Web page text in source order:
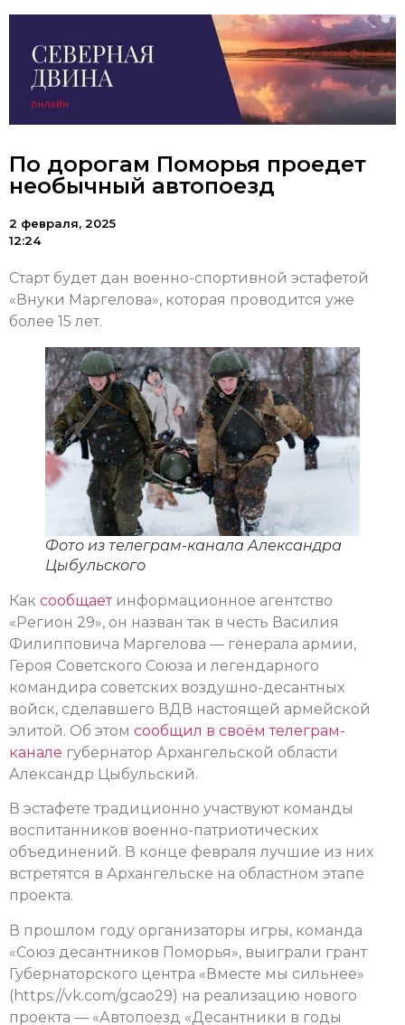
По дорогам Поморья проедет
необычный автопоезд
2 февраля, 2025
12:24
Старт будет дан военно-спортивной эстафетой
«Внуки Маргелова», которая проводится уже
более 15 лет.
Фото из телеграм-канала Александра
Цыбульского
Как сообщаетинформационное агентство
«Регион 29», он назван так в честь Василия
Филипповича Маргелова — генерала армии,
Героя Советского Союза и легендарного
командира советских воздушно-десантных
войск, сделавшего ВДВ настоящей армейской
элитой. Об этом сообщил в своём телеграм-
канале губернатор Архангельской области
Александр Цыбульский.
В эстафете традиционно участвуют команды
воспитанников военно-патриотических
объединений. В конце февраля лучшие из них
встретятся в Архангельске на областном этапе
проекта.
В прошлом году организаторы игры, команда
«Союз десантников Поморья», выиграли грант
Губернаторского центра «Вместе мы сильнее»
(https://vk.com/gcao29) на реализацию нового
проекта — «Автопоезд «Десантники в годы